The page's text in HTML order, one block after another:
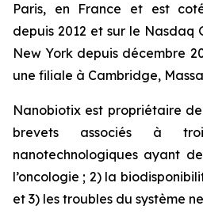
Paris, en France et est
depuis 2012 et sur le Nasdaq
New York depuis décembre
une filiale à Cambridge,
Nanobiotix est propriétaire
brevets associés à
nanotechnologiques ayant
l’oncologie ; 2) la
et 3) les troubles du système